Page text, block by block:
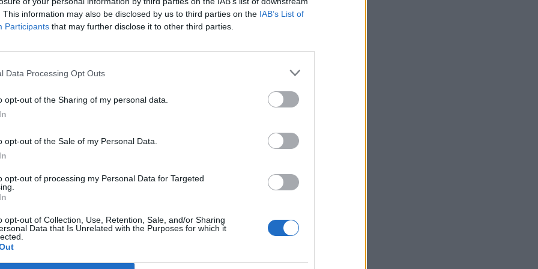
This information may also be disclosed by us to third parties on the IAB’s List of
Participants that may further disclose it to other third parties.
Data Processing Opt Outs
opt-out of the Sharing of my personal data.
opt-out of the Sale of my Personal Data.
opt-out of processing my Personal Data for Targeted
opt-out of Collection, Use, Retention, Sale, and/or Sharing
Data that Is Unrelated with the Purposes for which it
alkalmából a város önkormányzata és a Békés Megyei Mérnöki Kamara a
Békéscsabán. A projektet 84,4 százalékban az Európai Unió támogatta, a
valósult meg, a költségek...
portfolio.hu hírarchívumához tartozik, melynek olvasása előfizetéses
cikkarchívum
elmúlt 2 év napon belüli
Előfizetés